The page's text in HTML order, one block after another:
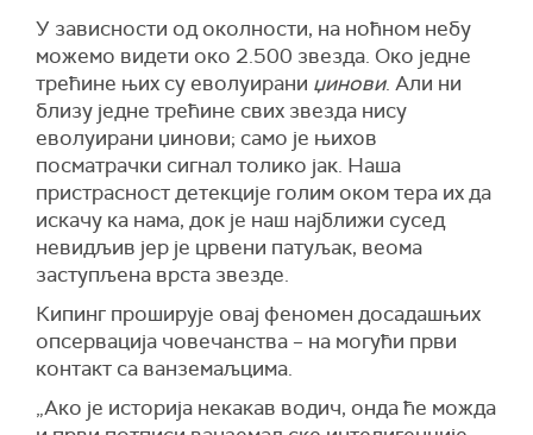
У зависности од околности, на ноћном небу
можемо видети око 2.500 звезда. Око једне
трећине њих су еволуирани џинови. Али ни
близу једне трећине свих звезда нису
еволуирани џинови; само је њихов
посматрачки сигнал толико јак. Наша
пристрасност детекције голим оком тера их да
искачу ка нама, док је наш најближи сусед
невидљив јер је црвени патуљак, веома
заступљена врста звезде.
Кипинг проширује овај феномен досадашњих
опсервација човечанства – на могући први
контакт са ванземаљцима.
„Ако је историја некакав водич, онда ће можда